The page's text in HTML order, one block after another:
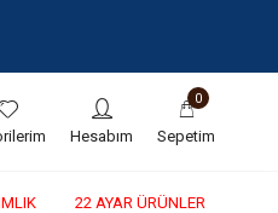
Hesabım
0
Sepetim
22 AYAR ÜRÜNLER